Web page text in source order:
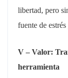
libertad, pero
fuente de
V – Valor:
herramienta